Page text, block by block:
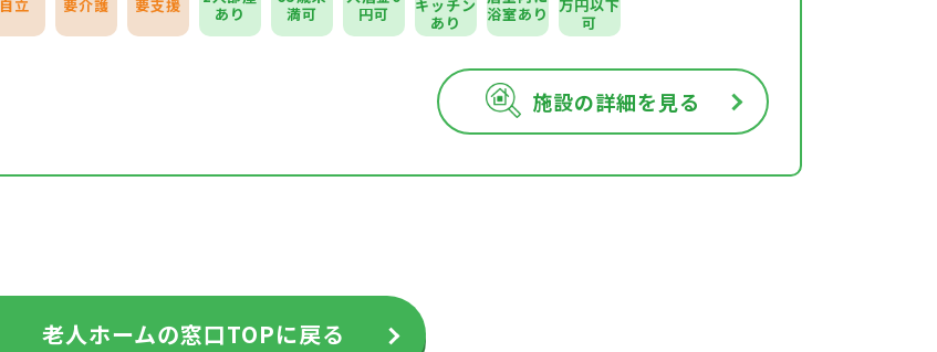
自立 要介護 要支援
あり
満可
円可
キッチン
あり
浴室あり
万円以下
可
施設の詳細を見る
老人ホームの窓口TOPに戻る